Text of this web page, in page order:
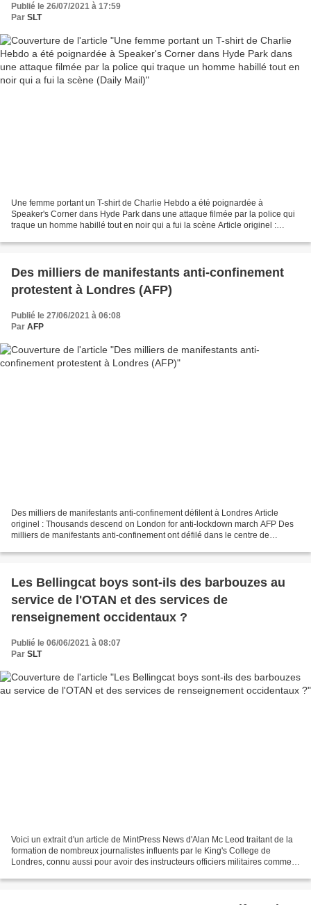
scène (Daily Mail)
Publié le 26/07/2021 à 17:59
Par SLT
Une femme portant un T-shirt de Charlie Hebdo a été poignardée à
Speaker's Corner dans Hyde Park dans une attaque filmée par la police qui
traque un homme habillé tout en noir qui a fui la scène Article originel :
Des milliers de manifestants anti-confinement
protestent à Londres (AFP)
Publié le 27/06/2021 à 06:08
Par AFP
Des milliers de manifestants anti-confinement défilent à Londres Article
originel : Thousands descend on London for anti-lockdown march AFP Des
milliers de manifestants anti-confinement ont défilé dans le centre de
Les Bellingcat boys sont-ils des barbouzes au
service de l'OTAN et des services de
renseignement occidentaux ?
Publié le 06/06/2021 à 08:07
Par SLT
Voici un extrait d'un article de MintPress News d'Alan Mc Leod traitant de la
formation de nombreux journalistes influents par le King's College de
Londres, connu aussi pour avoir des instructeurs officiers militaires comme